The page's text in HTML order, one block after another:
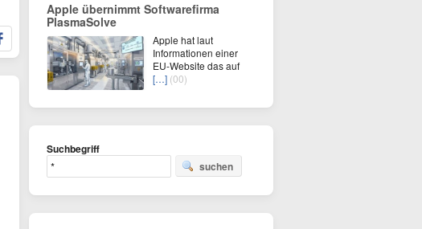
Apple übernimmt Softwarefirma
PlasmaSolve
Apple hat laut
Informationen einer
EU-Website das auf
[…] (00)
Suchbegriff
suchen